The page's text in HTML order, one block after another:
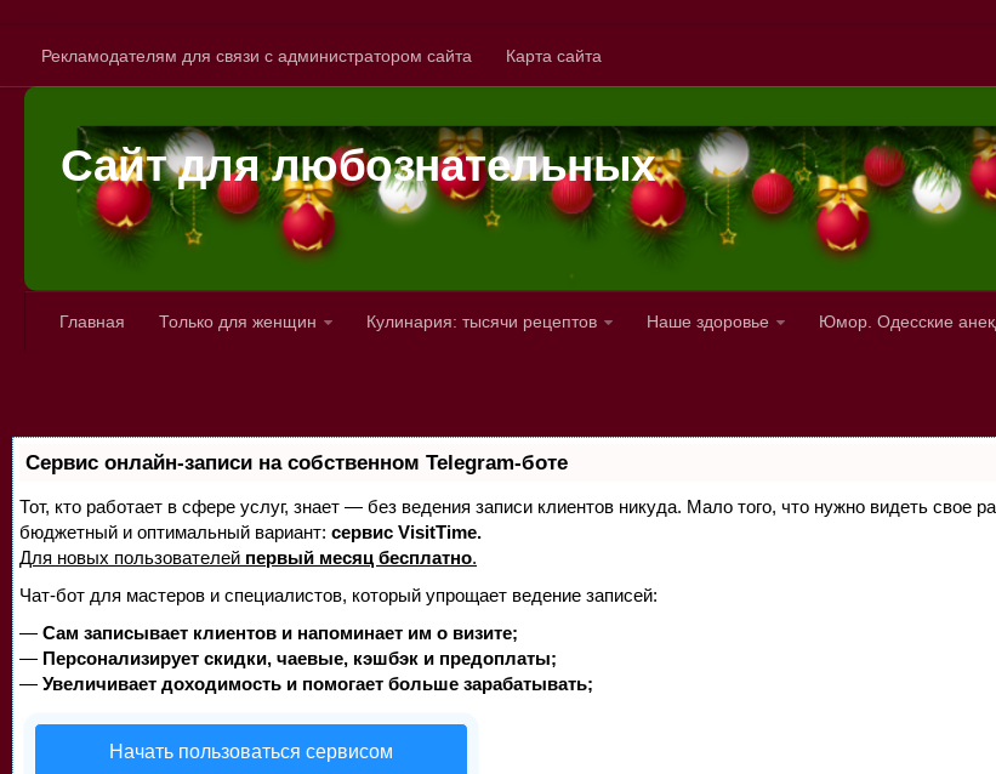
Рекламодателям для связи с администратором сайта Карта сайта
Сайт для любознательных
Главная Только для женщин Кулинария: тысячи рецептов Наше здоровье Юмор. Одесские
Сервис онлайн-записи на собственном Telegram-боте
Тот, кто работает в сфере услуг, знает — без ведения записи клиентов никуда. Мало того, что нужно видеть
бюджетный и оптимальный вариант: сервис VisitTime.
Для новых пользователей первый месяц бесплатно.
Чат-бот для мастеров и специалистов, который упрощает ведение записей:
— Сам записывает клиентов и напоминает им о визите;
— Персонализирует скидки, чаевые, кэшбэк и предоплаты;
— Увеличивает доходимость и помогает больше зарабатывать;
Начать пользоваться сервисом